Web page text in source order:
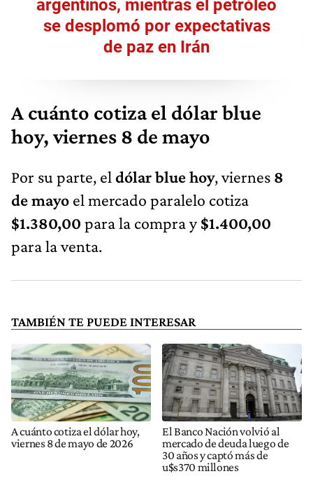
argentinos, mientras el petróleo
se desplomó por expectativas
de paz en Irán
A cuánto cotiza el dólar blue
hoy, viernes 8 de mayo
Por su parte, el dólar blue hoy, viernes 8
de mayo el mercado paralelo cotiza
$1.380,00 para la compra y$1.400,00
para la venta.
TAMBIÉN TE PUEDE INTERESAR
A cuánto cotiza el dólar hoy,
viernes 8 de mayo de 2026
El Banco Nación volvió al
mercado de deuda luego de
30 años y captó más de
u$s370 millones